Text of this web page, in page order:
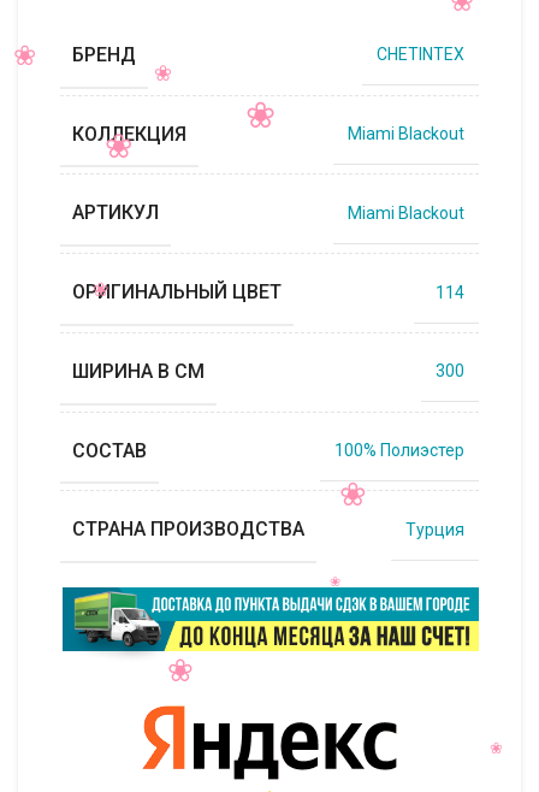
БРЕНД CHETINTEX
КОЛЛЕКЦИЯ Miami Blackout
АРТИКУЛ Miami Blackout
ОРИГИНАЛЬНЫЙ ЦВЕТ 114
ШИРИНА В СМ 300
СОСТАВ 100% Полиэстер
СТРАНА ПРОИЗВОДСТВА Турция